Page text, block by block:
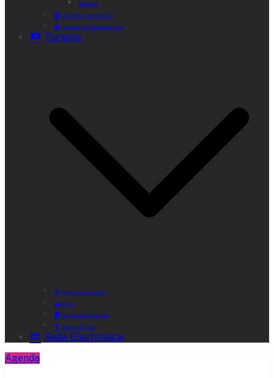
Bibliobús
Velatorio y Cementerio
Atención al Ciudadano CAM
Turismo
Lugares de Interés
Rutas
Alojamientos Rurales
Museo del Vino
Sede Electrónica
Agenda